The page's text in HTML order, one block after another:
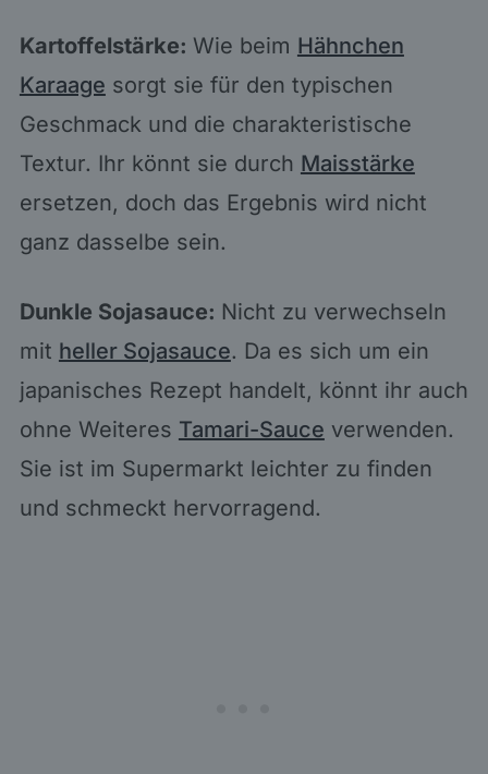
Kartoffelstärke: Wie beim Hähnchen
Karaage sorgt sie für den typischen
Geschmack und die charakteristische
Textur. Ihr könnt sie durch Maisstärke
ersetzen, doch das Ergebnis wird nicht
ganz dasselbe sein.
Dunkle Sojasauce: Nicht zu verwechseln
mit heller Sojasauce. Da es sich um ein
japanisches Rezept handelt, könnt ihr auch
ohne Weiteres Tamari-Sauce verwenden.
Sie ist im Supermarkt leichter zu finden
und schmeckt hervorragend.